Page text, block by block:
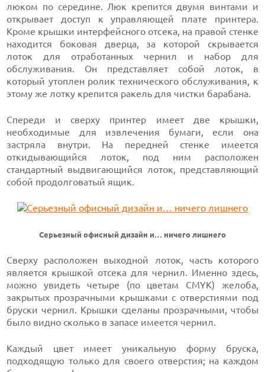
люком по середине. Люк крепится двумя винтами и
открывает доступ к управляющей плате принтера.
Кроме крышки интерфейсного отсека, на правой стенке
находится боковая дверца, за которой скрывается
лоток для отработанных чернил и набор для
обслуживания. Он представляет собой лоток, в
который утоплен ролик технического обслуживания, к
этому же лотку крепится ракель для чистки барабана.
Спереди и сверху принтер имеет две крышки,
необходимые для извлечения бумаги, если она
застряла внутри. На передней стенке имеется
откидывающийся лоток, под ним расположен
стандартный выдвигающийся лоток, представляющий
собой продолговатый ящик.
Серьезный офисный дизайн и… ничего лишнего
Сверху расположен выходной лоток, часть которого
является крышкой отсека для чернил. Именно здесь,
можно увидеть четыре (по цветам CMYK) желоба,
закрытых прозрачными крышками с отверстиями под
бруски чернил. Крышки сделаны прозрачными, чтобы
было видно сколько в запасе имеется чернил.
Каждый цвет имеет уникальную форму бруска,
подходящую только для своего отверстия; на каждом